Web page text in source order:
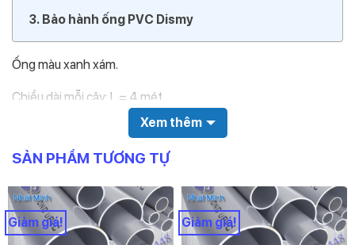
Bảo hành ống PVC Dismy
Ống màu xanh xám.
Chiều dài mỗi cây: L = 4 mét
Đường kính ngoài: D200mm
Chiều dày: E = 9.6mm
Áp suất: PN = 12.5
Trên thân ống in các thông tin sau: Nhà sản xuất, Chủng loại
Xem thêm
SẢN PHẨM TƯƠNG TỰ
Giảm giá! Giảm giá!